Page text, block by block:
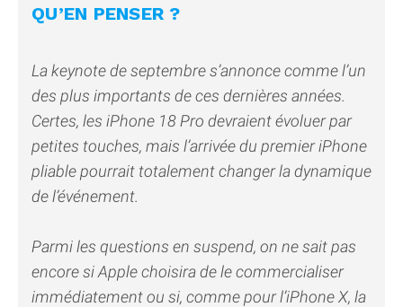
QU’EN PENSER ?
La keynote de septembre s’annonce comme l’un
des plus importants de ces dernières années.
Certes, les iPhone 18 Pro devraient évoluer par
petites touches, mais l’arrivée du premier iPhone
pliable pourrait totalement changer la dynamique
de l’événement.
Parmi les questions en suspend, on ne sait pas
encore si Apple choisira de le commercialiser
immédiatement ou si, comme pour l’iPhone X, la